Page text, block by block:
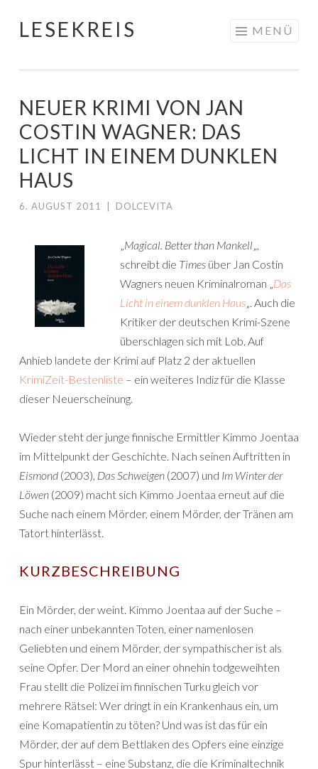
Springe
LESEKREIS MENÜ
NEUER KRIMI VON JAN
COSTIN WAGNER: DAS
LICHT IN EINEM DUNKLEN
HAUS
6. AUGUST 2011 DOLCEVITA
„Magical. Better than Mankell„,
schreibt die Times über Jan Costin
Wagners neuen Kriminalroman „Das
Licht in einem dunklen Haus„. Auch die
Kritiker der deutschen Krimi-Szene
überschlagen sich mit Lob. Auf
Anhieb landete der Krimi auf Platz 2 der aktuellen
KrimiZeit-Bestenliste – ein weiteres Indiz für die Klasse
dieser Neuerscheinung.
Wieder steht der junge finnische Ermittler Kimmo Joentaa
im Mittelpunkt der Geschichte. Nach seinen Auftritten in
Eismond (2003), Das Schweigen (2007) und Im Winter der
Löwen (2009) macht sich Kimmo Joentaa erneut auf die
Suche nach einem Mörder, einem Mörder, der Tränen am
Tatort hinterlässt.
KURZBESCHREIBUNG
Ein Mörder, der weint. Kimmo Joentaa auf der Suche –
nach einer unbekannten Toten, einer namenlosen
Geliebten und einem Mörder, der sympathischer ist als
seine Opfer. Der Mord an einer ohnehin todgeweihten
Frau stellt die Polizei im finnischen Turku gleich vor
mehrere Rätsel: Wer dringt in ein Krankenhaus ein, um
eine Komapatientin zu töten? Und was ist das für ein
Mörder, der auf dem Bettlaken des Opfers eine einzige
Spur hinterlässt – eine Substanz, die die Kriminaltechnik